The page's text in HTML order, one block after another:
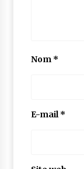
Nom *
E-mail*